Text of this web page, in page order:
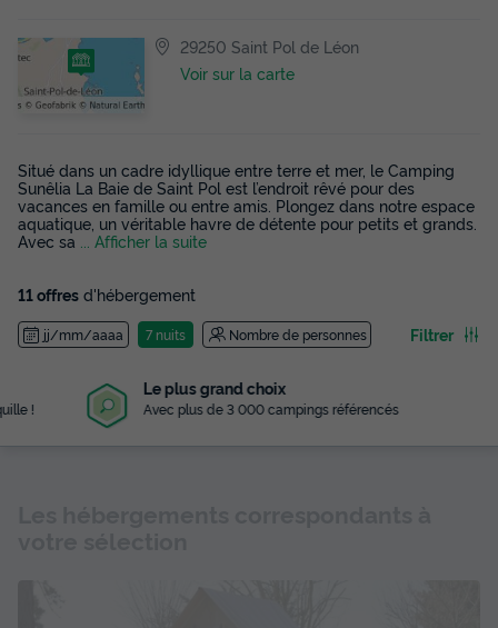
29250 Saint Pol de Léon
Voir sur la carte
Situé dans un cadre idyllique entre terre et mer, le Camping
Sunêlia La Baie de Saint Pol est l’endroit rêvé pour des
vacances en famille ou entre amis. Plongez dans notre espace
aquatique, un véritable havre de détente pour petits et grands.
Avec sa
... Afficher la suite
11 offres d'hébergement
jj/mm/aaaa 7 nuits Nombre de personnes Filtrer
Le plus grand choix
Avec plus de 3 000 campings référencés